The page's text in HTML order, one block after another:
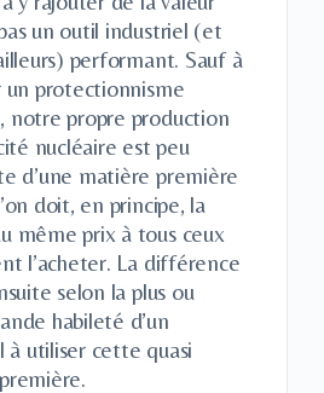
un outil industriel (et
performant. Sauf à
un protectionnisme
notre propre production
nucléaire est peu
d’une matière première
doit, en principe, la
même prix à tous ceux
l’acheter. La différence
selon la plus ou
habileté d’un
à utiliser cette quasi